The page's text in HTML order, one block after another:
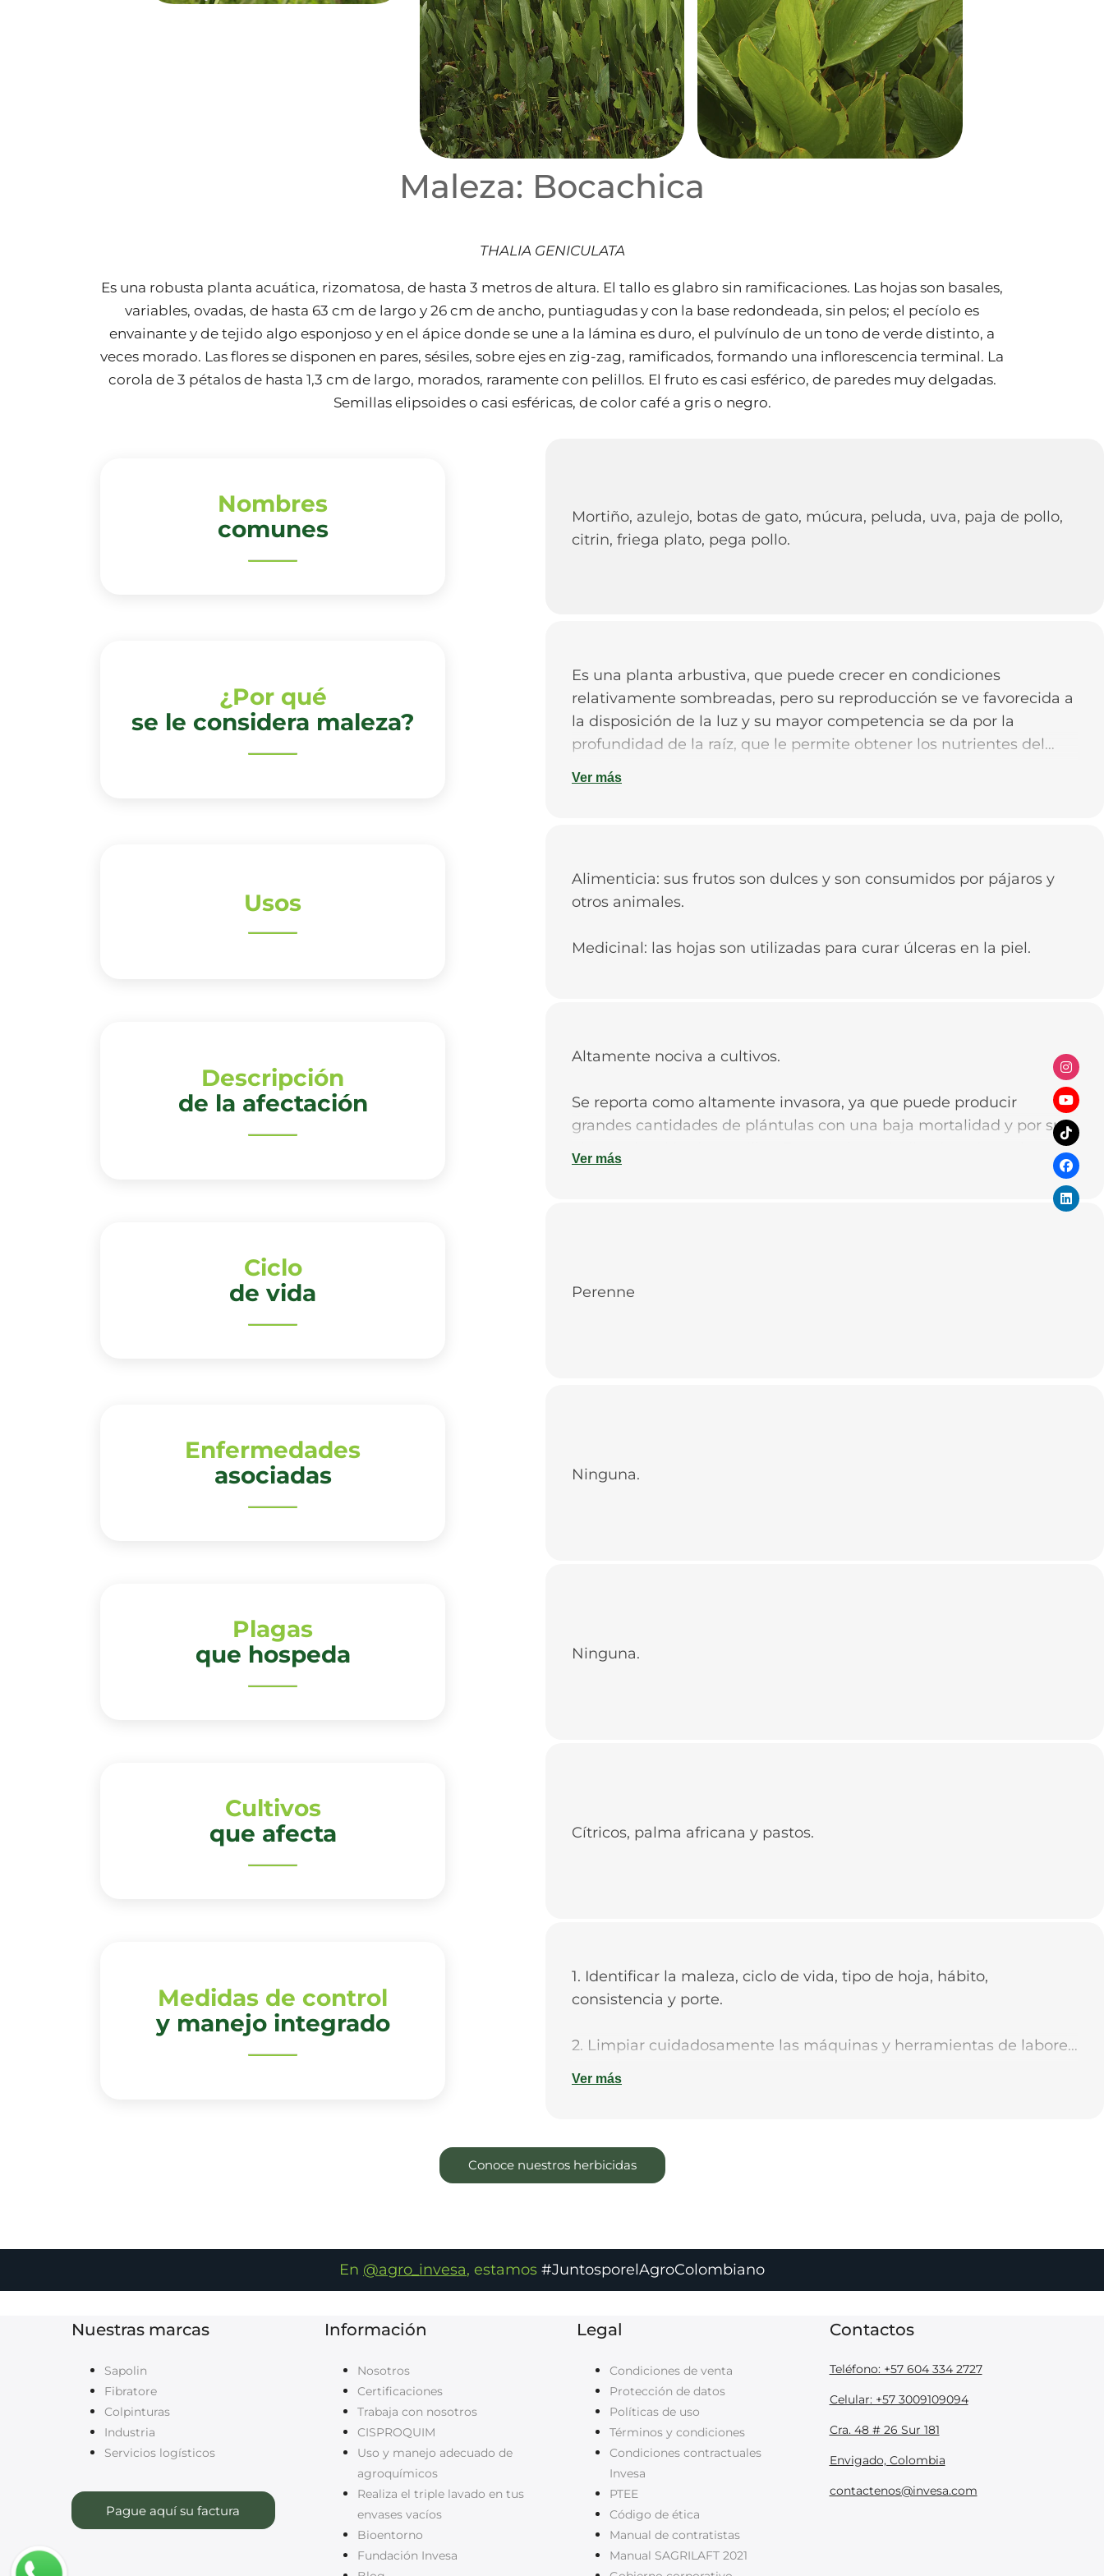
Maleza: Bocachica
THALIA GENICULATA
Es una robusta planta acuática, rizomatosa, de hasta 3 metros de altura. El tallo es glabro sin ramificaciones. Las hojas son basales,
variables, ovadas, de hasta 63 cm de largo y 26 cm de ancho, puntiagudas y con la base redondeada, sin pelos; el pecíolo es
envainante y de tejido algo esponjoso y en el ápice donde se une a la lámina es duro, el pulvínulo de un tono de verde distinto, a
veces morado. Las flores se disponen en pares, sésiles, sobre ejes en zig-zag, ramificados, formando una inflorescencia terminal. La
corola de 3 pétalos de hasta 1,3 cm de largo, morados, raramente con pelillos. El fruto es casi esférico, de paredes muy delgadas.
Semillas elipsoides o casi esféricas, de color café a gris o negro.
Nombres
comunes
Mortiño, azulejo, botas de gato, múcura, peluda, uva, paja de pollo,
citrin, friega plato, pega pollo.
¿Por qué
se le considera maleza?
Es una planta arbustiva, que puede crecer en condiciones
relativamente sombreadas, pero su reproducción se ve favorecida a
la disposición de la luz y su mayor competencia se da por la
profundidad de la raíz, que le permite obtener los nutrientes del
suelo.
Ver más
Usos
Alimenticia: sus frutos son dulces y son consumidos por pájaros y
otros animales.
Medicinal: las hojas son utilizadas para curar úlceras en la piel.
Descripción
de la afectación
Altamente nociva a cultivos.
Se reporta como altamente invasora, ya que puede producir
grandes cantidades de plántulas con una baja mortalidad y por su
alta producción de semillas. Es una planta indicadora de suelos
Ver más
Ciclo
de vida
Perenne
Enfermedades
asociadas
Ninguna.
Plagas
que hospeda
Ninguna.
Cultivos
que afecta
Cítricos, palma africana y pastos.
Medidas de control
y manejo integrado
1. Identificar la maleza, ciclo de vida, tipo de hoja, hábito,
consistencia y porte.
2. Limpiar cuidadosamente las máquinas y herramientas de labores
agrícolas.
4. Del mismo modo, realizar control químico como complemento
5. Uso de herbicidas aplicados con equipos de bomba de espalda,
bombas estacionarias y tanques móviles. Normalmente, se utilizan
cortina de 8001, 8002 y 8003.
Ver más
Conoce nuestros herbicidas
En @agro_invesa, estamos #JuntosporelAgroColombiano
Nuestras marcas
Sapolin
Fibratore
Colpinturas
Industria
Servicios logísticos
Pague aquí su factura
Información
Nosotros
Certificaciones
Trabaja con nosotros
CISPROQUIM
Uso y manejo adecuado de
agroquímicos
Realiza el triple lavado en tus
envases vacíos
Bioentorno
Fundación Invesa
Legal
Condiciones de venta
Protección de datos
Políticas de uso
Términos y condiciones
Condiciones contractuales
Invesa
PTEE
Código de ética
Manual de contratistas
Manual SAGRILAFT 2021
Contactos
Teléfono: +57 604 334 2727
Celular: +57 3009109094
Cra. 48 # 26 Sur 181
Envigado, Colombia
contactenos@invesa.com